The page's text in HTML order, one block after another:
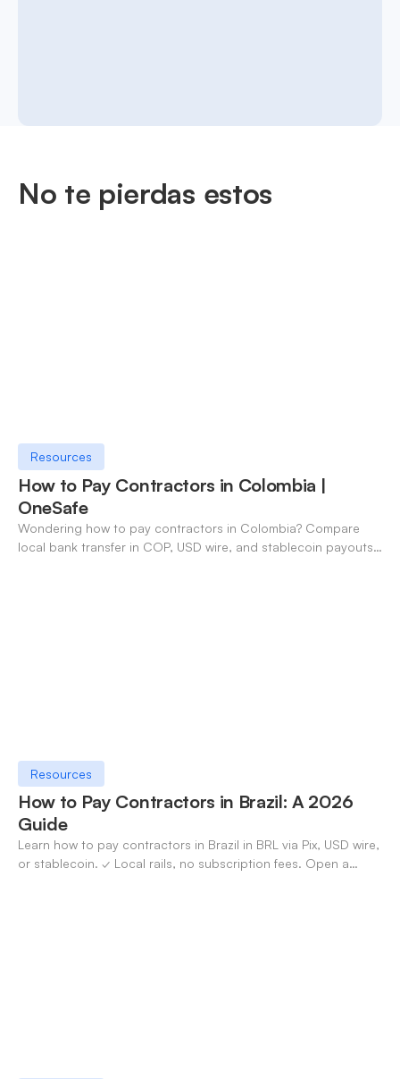
No te pierdas estos
Resources
How to Pay Contractors in Colombia |
OneSafe
Wondering how to pay contractors in Colombia? Compare
local bank transfer in COP, USD wire, and stablecoin payouts.
Resources
How to Pay Contractors in Brazil: A 2026
Guide
Learn how to pay contractors in Brazil in BRL via Pix, USD wire,
or stablecoin. ✓ Local rails, no subscription fees. Open a